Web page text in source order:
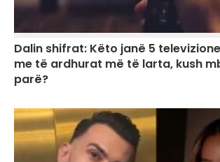
Dalin shifrat: Këto janë 5
me të ardhurat më të larta, kush
parë?